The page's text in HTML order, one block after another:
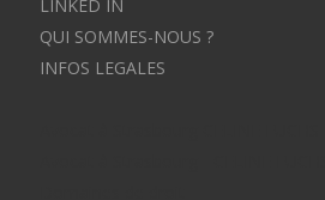
LINKED IN
QUI SOMMES-NOUS ?
INFOS LEGALES